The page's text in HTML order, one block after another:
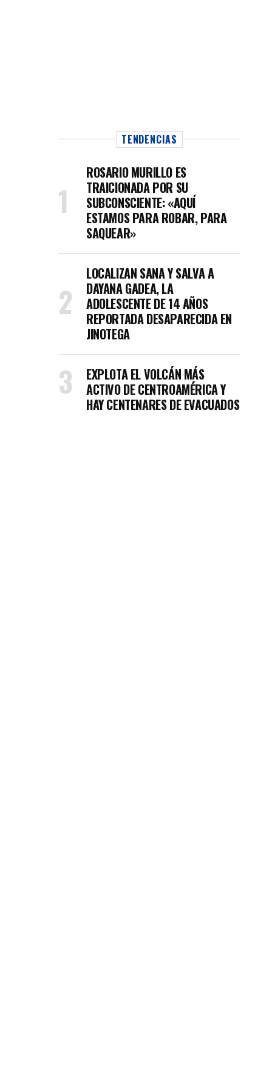
TENDENCIAS
ROSARIO MURILLO ES
TRAICIONADA POR SU
SUBCONSCIENTE: «AQUÍ
ESTAMOS PARA ROBAR, PARA
SAQUEAR»
LOCALIZAN SANA Y SALVA A
DAYANA GADEA, LA
ADOLESCENTE DE 14 AÑOS
REPORTADA DESAPARECIDA EN
JINOTEGA
EXPLOTA EL VOLCÁN MÁS
ACTIVO DE CENTROAMÉRICA Y
HAY CENTENARES DE EVACUADOS